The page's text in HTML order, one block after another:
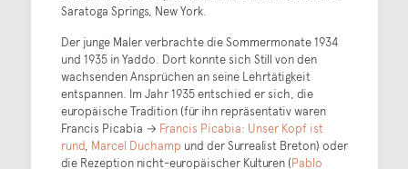
Saratoga Springs, New York.
Der junge Maler verbrachte die Sommermonate 1934
und 1935 in Yaddo. Dort konnte sich Still von den
wachsenden Ansprüchen an seine Lehrtätigkeit
entspannen. Im Jahr 1935 entschied er sich, die
europäische Tradition (für ihn repräsentativ waren
Francis Picabia → Francis Picabia: Unser Kopf ist
rund, Marcel Duchamp und der Surrealist Breton) oder
die Rezeption nicht-europäischer Kulturen (Pablo